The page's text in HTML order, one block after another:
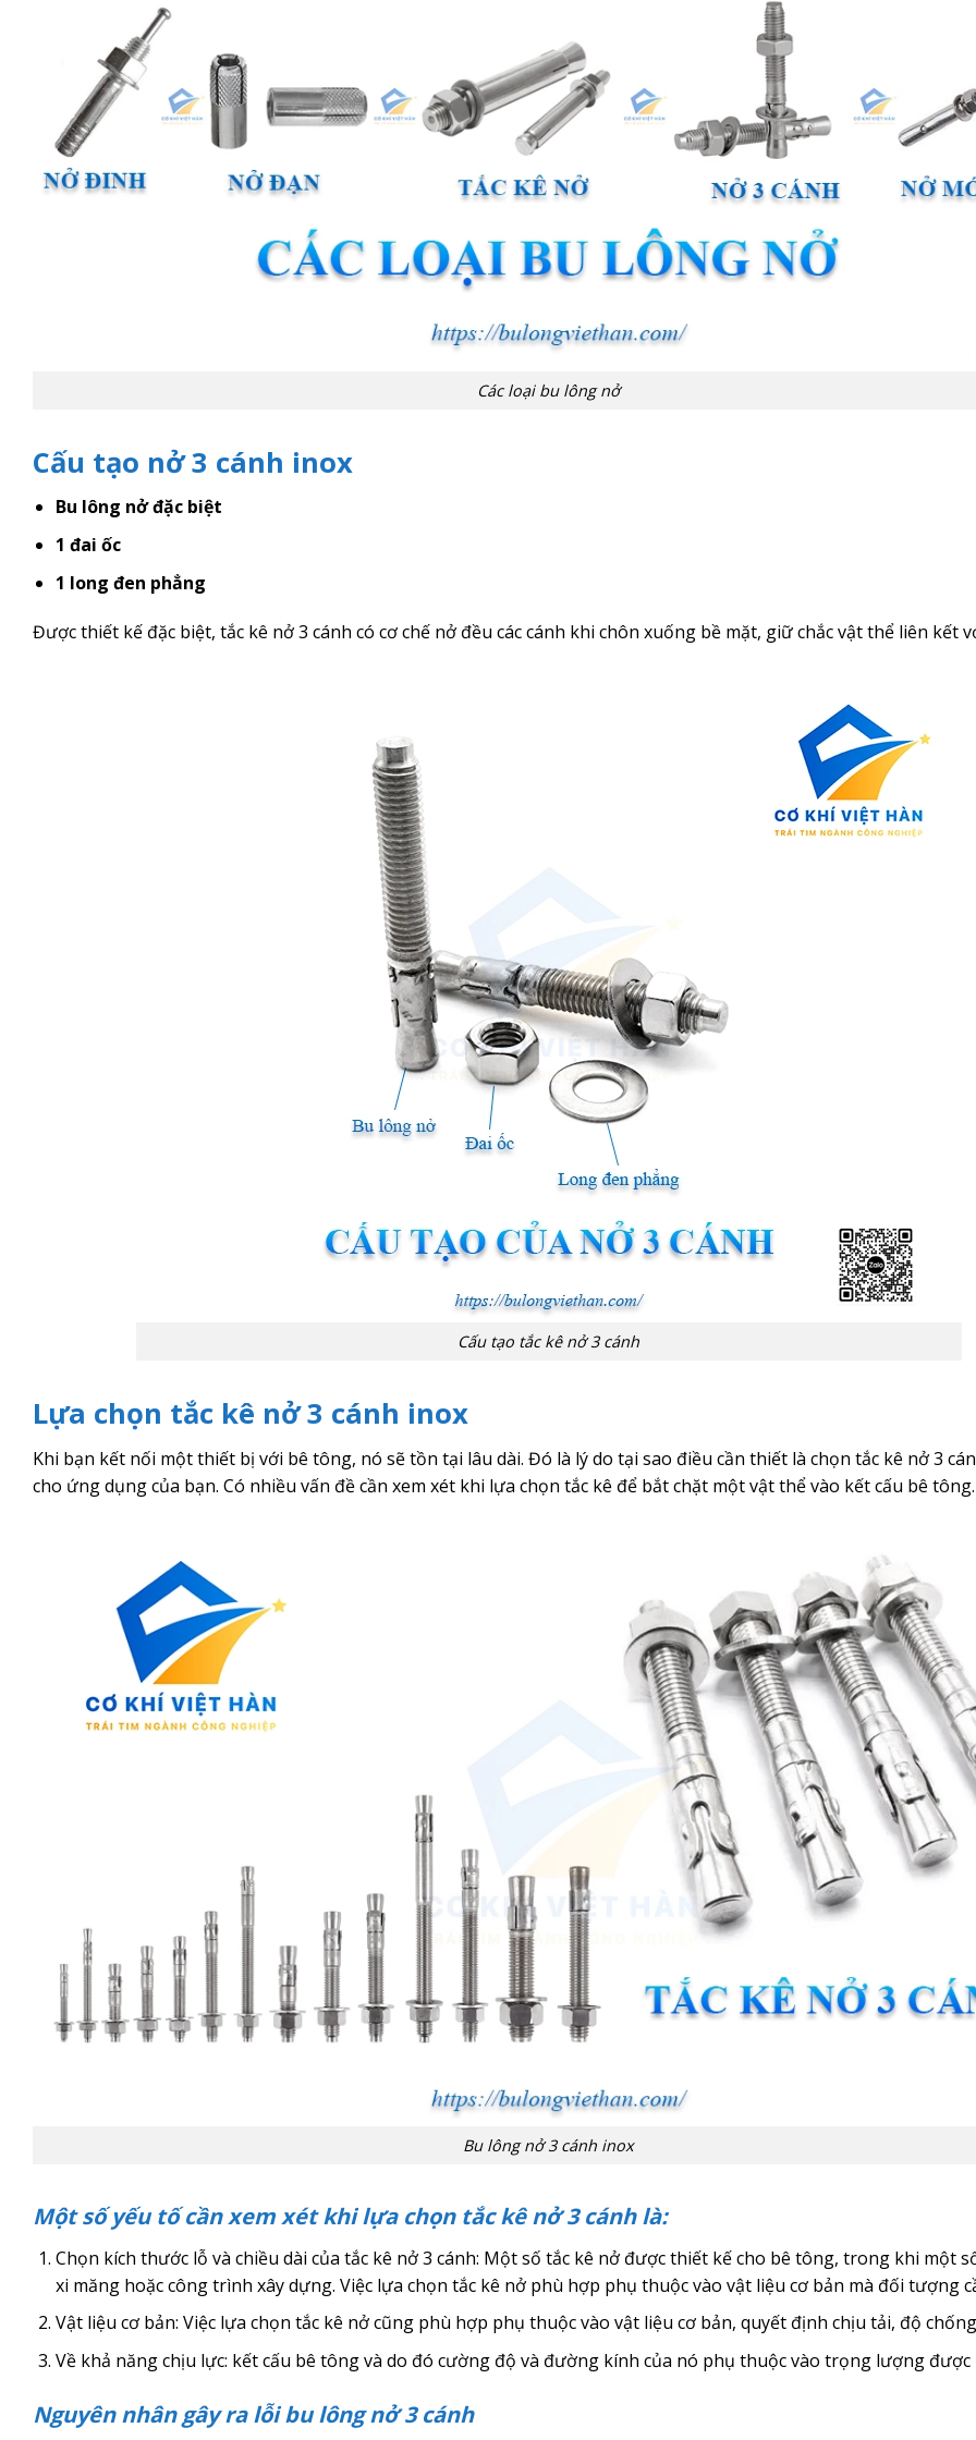
Các loại bu lông nở
Cấu tạo nở 3 cánh inox
Bu lông nở đặc biệt
1 đai ốc
1 long đen phẳng
Được thiết kế đặc biệt, tắc kê nở 3 cánh có cơ chế nở đều các cánh khi chôn xuống bề mặt, giữ chắc vật thể liên kết
Cấu tạo tắc kê nở 3 cánh
Lựa chọn tắc kê nở 3 cánh inox
Khi bạn kết nối một thiết bị với bê tông, nó sẽ tồn tại lâu dài. Đó là lý do tại sao điều cần thiết là chọn tắc kê nở 3
cho ứng dụng của bạn. Có nhiều vấn đề cần xem xét khi lựa chọn tắc kê để bắt chặt một vật thể vào kết cấu bê tông.
Bu lông nở 3 cánh inox
Một số yếu tố cần xem xét khi lựa chọn tắc kê nở 3 cánh là:
Chọn kích thước lỗ và chiều dài của tắc kê nở 3 cánh: Một số tắc kê nở được thiết kế cho bê tông, trong khi một
xi măng hoặc công trình xây dựng. Việc lựa chọn tắc kê nở phù hợp phụ thuộc vào vật liệu cơ bản mà đối tượng
Vật liệu cơ bản: Việc lựa chọn tắc kê nở cũng phù hợp phụ thuộc vào vật liệu cơ bản, quyết định chịu tải, độ
Về khả năng chịu lực: kết cấu bê tông và do đó cường độ và đường kính của nó phụ thuộc vào trọng lượng
Nguyên nhân gây ra lỗi bu lông nở 3 cánh